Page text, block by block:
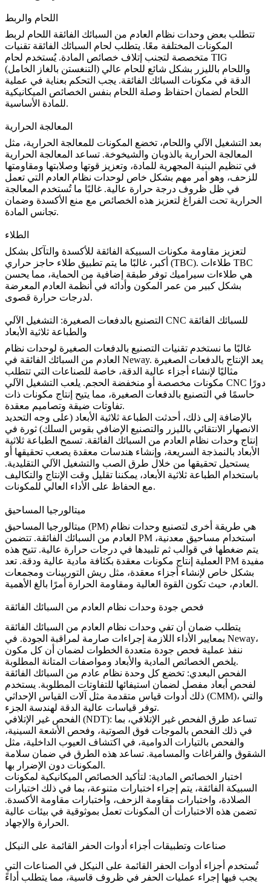
اللحام والربط
تتطلب بعض وحدات نظام العادم من السبائك الفائقة اللحام لربط
المكونات المختلفة معًا. يتطلب لحام السبائك الفائقة تقنيات
متخصصة لتجنب إتلاف خصائص المادة. يُستخدم لحام TIG
(التنغستن بالغاز الخامل) واللحام بالليزر بشكل شائع للحام عالي
الدقة في مكونات السبائك الفائقة. يجب التحكم بعناية في عملية
اللحام لضمان احتفاظ وصلة اللحام بنفس الخصائص الميكانيكية
للمادة الأساسية.
المعالجة الحرارية
بعد التشغيل الآلي واللحام، تخضع المكونات للمعالجة الحرارية، مثل
المعالجة الحرارية بالذوبان والشيخوخة. تساعد المعالجة الحرارية
في تنظيم البنية المجهرية للمادة، وتعزيز قوتها وصلابتها ومقاومتها
للزحف، وهو أمر مهم بشكل خاص لوحدات نظام العادم التي تعمل
في ظل ظروف درجة حرارة عالية. غالبًا ما تُستخدم المعالجة
الحرارية تحت الفراغ لتعزيز هذه الخصائص مع منع الأكسدة وضمان
تجانس المادة.
الطلاء
لتعزيز مقاومة مكونات السبيكة الفائقة للأكسدة والتآكل بشكل
أكبر، غالبًا ما يتم تطبيق طلاء حاجز حراري (TBC). طلاءات TBC
هي طلاءات سيراميك توفر طبقة إضافية من الحماية، مما يحسن
بشكل كبير من عمر المكون وأدائه في أنظمة العادم المعرضة
لدرجات حرارة قصوى.
التصنيع بالدفعات الصغيرة: التشغيل الآلي CNC للسبائك الفائقة
والطباعة ثلاثية الأبعاد
غالبًا ما نستخدم تقنيات التصنيع بالدفعات الصغيرة لوحدات نظام
العادم من السبائك الفائقة في Neway. يعد الإنتاج بالدفعات الصغيرة
مثاليًا لإنشاء أجزاء عالية الدقة، خاصة للصناعات التي تتطلب
مكونات مخصصة أو منخفضة الحجم. يلعب التشغيل الآلي CNC
حاسمًا في التصنيع بالدفعات الصغيرة، مما يتيح إنتاج مكونات ذات
تفاوتات ضيقة وتصاميم معقدة.
بالإضافة إلى ذلك، أحدثت الطباعة ثلاثية الأبعاد (على وجه التحديد
الانصهار الانتقائي بالليزر والتصنيع الإضافي بقوس السلك) ثورة في
إنتاج وحدات نظام العادم من السبائك الفائقة. تسمح الطباعة ثلاثية
الأبعاد بالنمذجة السريعة، وإنشاء هندسات معقدة يصعب تحقيقها أو
يستحيل تحقيقها من خلال طرق الصب والتشغيل الآلي التقليدية.
باستخدام الطباعة ثلاثية الأبعاد، يمكننا تقليل وقت الإنتاج والتكاليف
مع الحفاظ على الأداء العالي للمكونات.
ميتالورجيا المساحيق
ميتالورجيا المساحيق (PM) هي طريقة أخرى لتصنيع وحدات نظام
العادم من السبائك الفائقة. تتضمن PM استخدام مساحيق معدنية،
يتم ضغطها في قوالب ثم تلبيدها في درجات حرارة عالية. تتيح هذه
العملية إنتاج مكونات معقدة بكثافة مادية عالية ودقة. تعد PM مفيدة
بشكل خاص لإنشاء أجزاء معقدة، مثل ريش التوربينات ومجمعات
العادم، حيث تكون القوة العالية ومقاومة الحرارة أمرًا بالغ الأهمية.
فحص جودة وحدات نظام العادم من السبائك الفائقة
يتطلب ضمان أن تفي وحدات نظام العادم من السبائك الفائقة
بمعايير الأداء اللازمة إجراءات صارمة لمراقبة الجودة. في Neway،
ننفذ عملية فحص جودة متعددة الخطوات لضمان أن كل مكون
يلخص الخصائص المادية والأبعاد ومواصفات المتانة المطلوبة.
الفحص البعدي: تخضع كل وحدة نظام عادم من السبائك الفائقة
لفحص أبعاد مفصل لضمان استيفائها للتفاوتات المطلوبة. يستخدم
ذلك أدوات قياس متقدمة مثل آلات القياس الإحداثي (CMM)، والتي
توفر قياسات عالية الدقة لهندسة الجزء.
الفحص غير الإتلافي (NDT): تساعد طرق الفحص غير الإتلافي، بما
في ذلك الفحص بالموجات فوق الصوتية، وفحص الأشعة السينية،
والفحص بالتيارات الدوامية، في اكتشاف العيوب الداخلية، مثل
الشقوق والفراغات والمسامية. تساعد هذه الطرق في ضمان سلامة
المكونات دون الإضرار بها.
اختبار الخصائص المادية: لتأكيد الخصائص الميكانيكية لمكونات
السبيكة الفائقة، يتم إجراء اختبارات متنوعة، بما في ذلك اختبارات
الصلادة، واختبارات مقاومة الزحف، واختبارات مقاومة الأكسدة.
تضمن هذه الاختبارات أن المكونات تعمل بموثوقية في بيئات عالية
الحرارة والإجهاد.
صناعات وتطبيقات أجزاء أدوات الحفر القائمة على النيكل
تُستخدم أجزاء أدوات الحفر القائمة على النيكل في الصناعات التي
يجب فيها إجراء عمليات الحفر في ظروف قاسية، مما يتطلب أداءً